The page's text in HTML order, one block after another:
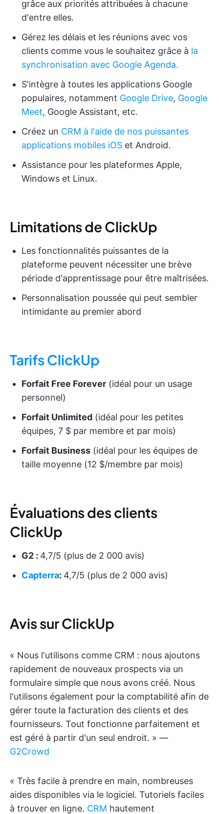
grâce aux priorités attribuées à chacune
d'entre elles.
Gérez les délais et les réunions avec vos
clients comme vous le souhaitez grâce à la
synchronisation avec Google Agenda.
S'intègre à toutes les applications Google
populaires, notamment Google Drive, Google
Meet, Google Assistant, etc.
Créez un CRM à l'aide de nos puissantes
applications mobiles iOS et Android.
Assistance pour les plateformes Apple,
Windows et Linux.
Limitations de ClickUp
Les fonctionnalités puissantes de la
plateforme peuvent nécessiter une brève
période d'apprentissage pour être maîtrisées.
Personnalisation poussée qui peut sembler
intimidante au premier abord
Tarifs ClickUp
Forfait Free Forever (idéal pour un usage
personnel)
Forfait Unlimited (idéal pour les petites
équipes, 7 $ par membre et par mois)
Forfait Business (idéal pour les équipes de
taille moyenne (12 $/membre par mois)
Évaluations des clients
ClickUp
G2 : 4,7/5 (plus de 2 000 avis)
Capterra: 4,7/5 (plus de 2 000 avis)
Avis sur ClickUp
« Nous l'utilisons comme CRM : nous ajoutons
rapidement de nouveaux prospects via un
formulaire simple que nous avons créé. Nous
l'utilisons également pour la comptabilité afin de
gérer toute la facturation des clients et des
fournisseurs. Tout fonctionne parfaitement et
est géré à partir d'un seul endroit. » —
G2Crowd
« Très facile à prendre en main, nombreuses
aides disponibles via le logiciel. Tutoriels faciles
à trouver en ligne. CRM hautement